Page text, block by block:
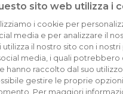
n. 6
sito web utilizza i
i cookie per
media e per analizzare il
utilizza il nostro sito con i
media, i quali
hanno raccolto dal suo
gestire le proprie
Per maggiori